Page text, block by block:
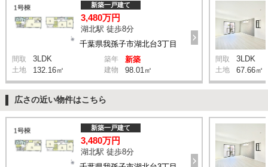
千葉県我孫子市湖北台3丁目
新築一戸建て
3,480万円
湖北駅 徒歩8分
間取 3LDK 築年 新築
土地 132.16㎡ 建物 98.01㎡
間取 3LDK
土地 67.66㎡
広さの近い物件はこちら
新築一戸建て
3,480万円
湖北駅 徒歩8分